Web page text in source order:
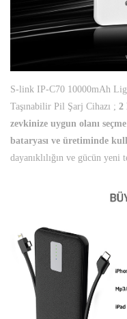
S-link IP-C70 10000mAh
Taşınabilir Pil Şarj Cihazı ; 2
zevkinize uygun olanı
bataryası ve üretiminde
dayanıklılığın ve gücün yeni